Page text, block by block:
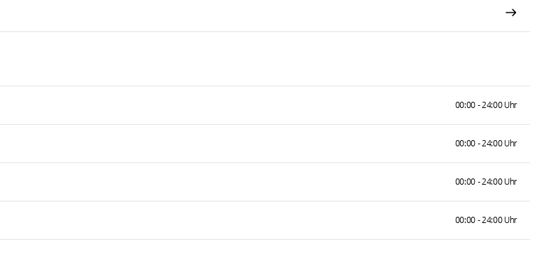
00:00 - 24:00 Uhr
00:00 - 24:00 Uhr
00:00 - 24:00 Uhr
00:00 - 24:00 Uhr